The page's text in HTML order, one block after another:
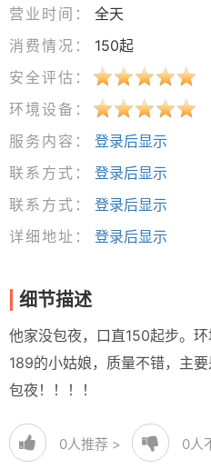
营业时间：
全天
消费情况：
150起
安全评估：
环境设备：
服务内容：
登录后显示
联系方式：
登录后显示
联系方式：
登录后显示
详细地址：
登录后显示
细节描述
他家没包夜，口直150起步。
189的小姑娘，质量不错，主
包夜！！！！
0人推荐 > 0人